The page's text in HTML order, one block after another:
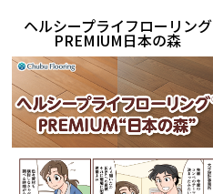
ヘルシープライフローリング
PREMIUM日本の森